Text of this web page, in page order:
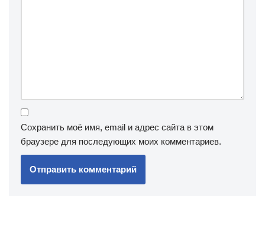
Сохранить моё имя, email и адрес сайта в этом
браузере для последующих моих комментариев.